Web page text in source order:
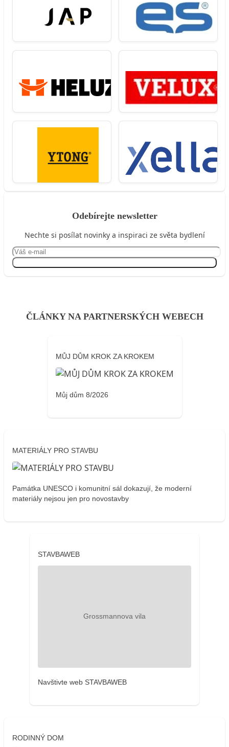
Odebírejte newsletter
Nechte si posílat novinky a inspiraci ze světa bydlení
ČLÁNKY NA PARTNERSKÝCH WEBECH
MŮJ DŮM KROK ZA KROKEM
Můj dům 8/2026
MATERIÁLY PRO STAVBU
Památka UNESCO i komunitní sál dokazují, že moderní
materiály nejsou jen pro novostavby
STAVBAWEB
Navštivte web STAVBAWEB
RODINNÝ DOM